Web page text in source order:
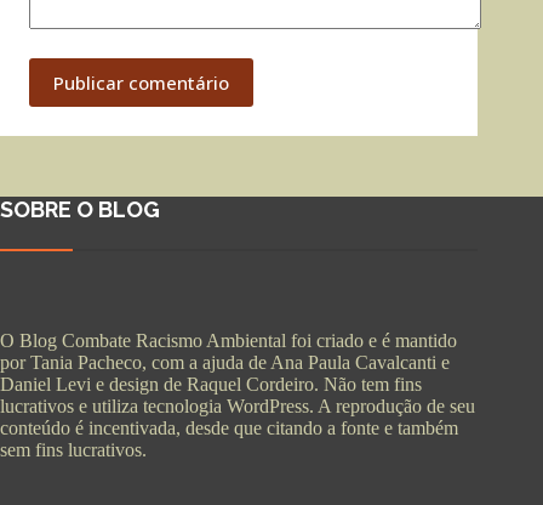
Publicar comentário
SOBRE O BLOG
O Blog Combate Racismo Ambiental foi criado e é mantido
por Tania Pacheco, com a ajuda de Ana Paula Cavalcanti e
Daniel Levi e design de Raquel Cordeiro. Não tem fins
lucrativos e utiliza tecnologia WordPress. A reprodução de seu
conteúdo é incentivada, desde que citando a fonte e também
sem fins lucrativos.